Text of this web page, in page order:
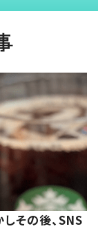
その後、SNS